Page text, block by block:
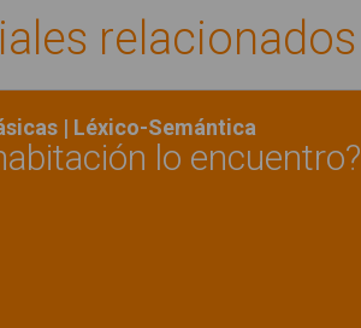
relacionados
| Léxico-Semántica
lo encuentro?